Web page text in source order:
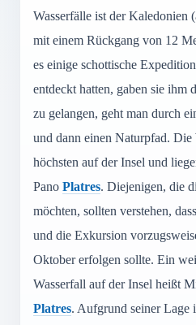
Wasserfälle ist der Kaledonien
mit einem Rückgang von 12
es einige schottische
entdeckt hatten, gaben sie ihm
zu gelangen, geht man durch
und dann einen Naturpfad. Die
höchsten auf der Insel und
Pano Platres. Diejenigen, die
möchten, sollten verstehen,
und die Exkursion
Oktober erfolgen sollte. Ein
Wasserfall auf der Insel heißt
Platres. Aufgrund seiner Lage